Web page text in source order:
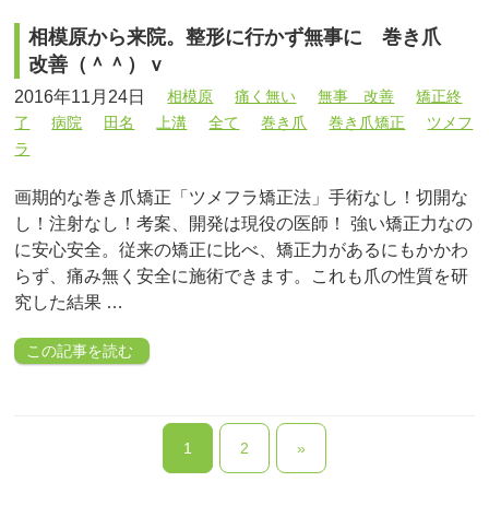
相模原から来院。整形に行かず無事に 巻き爪
改善（＾＾）ｖ
2016年11月24日 相模原 痛く無い 無事 改善
矯正終
了
病院 田名 上溝 全て 巻き爪 巻き爪矯正
ツメフ
ラ
画期的な巻き爪矯正「ツメフラ矯正法」手術なし！切開な
し！注射なし！考案、開発は現役の医師！ 強い矯正力なの
に安心安全。従来の矯正に比べ、矯正力があるにもかかわ
らず、痛み無く安全に施術できます。これも爪の性質を研
究した結果 …
この記事を読む
1 2 »